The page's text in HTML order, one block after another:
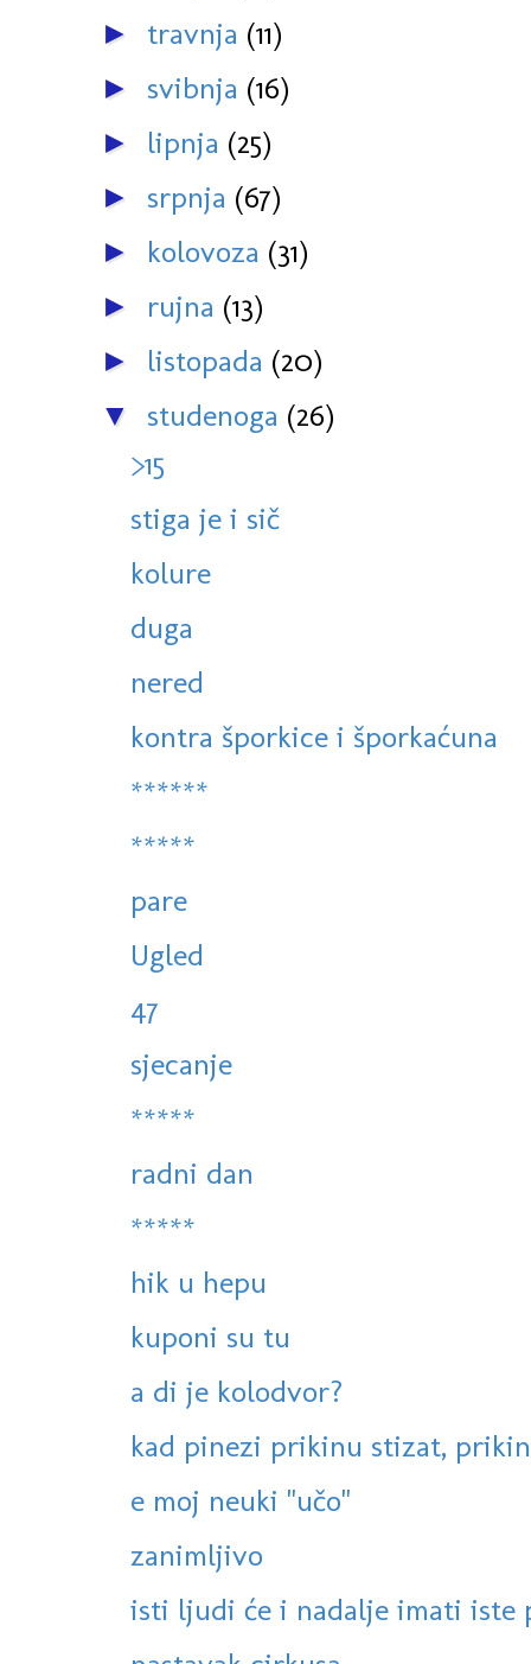
► travnja (11)
► svibnja (16)
► lipnja (25)
► srpnja (67)
► kolovoza (31)
► rujna (13)
► listopada (20)
▼ studenoga (26)
>15
stiga je i sič
kolure
duga
nered
kontra šporkice i šporkaćuna
******
*****
pare
Ugled
47
sjecanje
*****
radni dan
*****
hik u hepu
kuponi su tu
a di je kolodvor?
kad pinezi prikinu stizat,
e moj neuki "učo"
zanimljivo
isti ljudi će i nadalje imati iste